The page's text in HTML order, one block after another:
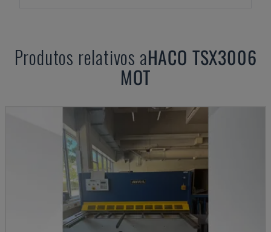
Produtos relativos aHACO TSX3006
MOT